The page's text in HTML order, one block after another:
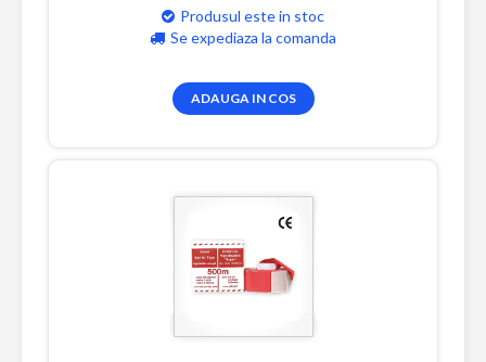
Produsul este in stoc
Se expediaza la comanda
ADAUGA IN COS